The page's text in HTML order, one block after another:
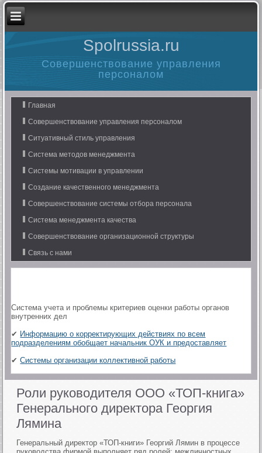
Spolrussia.ru
Совершенствование управления
персоналом
Главная
Совершенствование управления персоналом
Ситуативный стиль управления
Система методов менеджмента
Системы мотивации в управлении
Создание качественного менеджмента
Совершенствование системы отбора персонала
Система менеджмента качества
Совершенствование организационной структуры
Связь с нами
Система учета и проблемы критериев оценки работы органов
внутренних дел
✔ Информацию о корректирующих действиях по всем
подразделениям обобщает начальник ОУК и предоставляет
✔Системы организации коллективной работы
Роли руководителя ООО «ТОП-книга»
Генерального директора Георгия
Лямина
Генеральный директор «ТОП-книги» Георгий Лямин в процессе